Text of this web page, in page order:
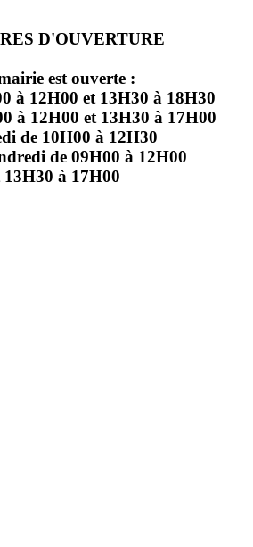
D'OUVERTURE
est ouverte :
à 12H00 et 13H30 à 18H30
à 12H00 et 13H30 à 17H00
de 10H00 à 12H30
de 09H00 à 12H00
13H30 à 17H00